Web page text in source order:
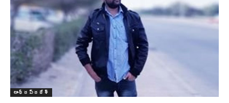
ఆంధ్రప్రదేశ్‌